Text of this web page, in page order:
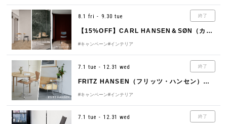
終了
8.1 fri - 9.30 tue
【15%OFF】CARL HANSEN＆SØN（カール・ハンセン＆サン）「Modern Tradition 2025」
#キャンペーン#インテリア
終了
7.1 tue - 12.31 wed
FRITZ HANSEN（フリッツ・ハンセン）リトルフレンドキャンペーン
#キャンペーン#インテリア
終了
7.1 tue - 12.31 wed